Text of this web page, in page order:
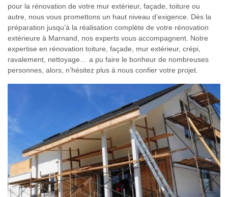
pour la rénovation de votre mur extérieur, façade, toiture ou
autre, nous vous promettons un haut niveau d’exigence. Dès la
préparation jusqu’à la réalisation complète de votre rénovation
extérieure à Marnand, nos experts vous accompagnent. Notre
expertise en rénovation toiture, façade, mur extérieur, crépi,
ravalement, nettoyage… a pu faire le bonheur de nombreuses
personnes, alors, n’hésitez plus à nous confier votre projet.